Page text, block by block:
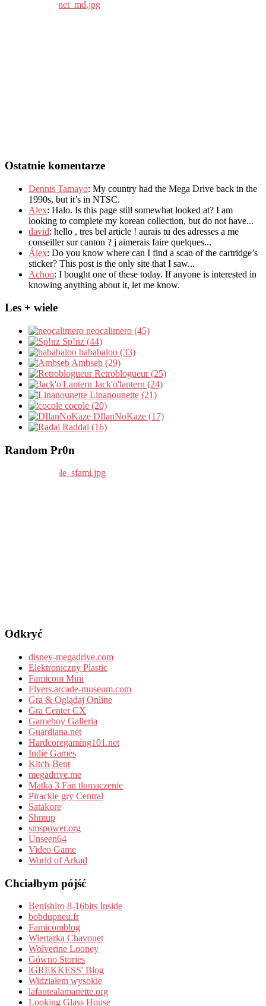
Ostatnie komentarze
Dennis Tamayo: My country had the Mega Drive back in the
1990s, but it’s in NTSC.
Alex: Halo. Is this page still somewhat looked at? I am
looking to complete my korean collection, but do not have...
david: hello , tres bel article ! aurais tu des adresses a me
conseiller sur canton ? j aimerais faire quelques...
Álex: Do you know where can I find a scan of the cartridge’s
sticker? This post is the only site that I saw...
Achoo: I bought one of these today. If anyone is interested in
knowing anything about it, let me know.
Les + wiele
neocalimero (45)
Sp!nz (44)
bababaloo (33)
Ambseb (29)
Retroblogueur (25)
Jack'o'lantern (24)
Linanounette (21)
cocole (20)
DIlanNoKaze (17)
Raddai (16)
Random Pr0n
Odkryć
disney-megadrive.com
Elektroniczny Plastic
Famicom Mini
Flyers.arcade-museum.com
Gra & Oglądaj Online
Gra Center CX
Gameboy Galleria
Guardiana.net
Hardcoregaming101.net
Indie Games
Kitch-Bent
megadrive.me
Matka 3 Fan tłumaczenie
Pirackie gry Central
Satakore
Shmup
smspower.org
Unseen64
Video Game
World of Arkad
Chciałbym pójść
Benishiro 8-16bits Inside
bobdupneu.fr
Famicomblog
Wiertarka Chavouet
Wolverine Looney
Gówno Stories
iGREKKESS' Blog
Widziałem wysokie
lafautealamanette.org
Looking Glass House